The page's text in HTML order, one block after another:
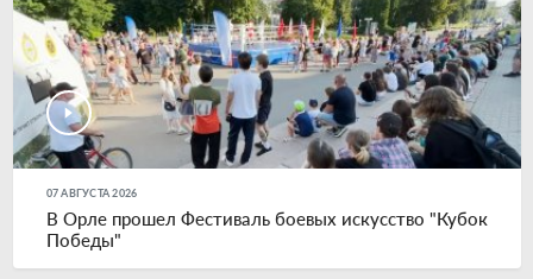
07 АВГУСТА 2026
В Орле прошел Фестиваль боевых искусство "Кубок
Победы"